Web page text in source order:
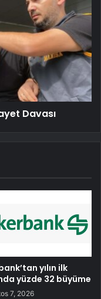
Davası
yılın ilk
yüzde 32 büyüme
7, 2026